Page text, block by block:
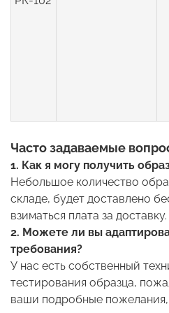
Часто задаваемые
1. Как я могу получить
Небольшое количество
складе, будет доставлено
взиматься плата за доставку.
2. Можете ли вы
требования?
У нас есть собственный
тестирования образца,
ваши подробные